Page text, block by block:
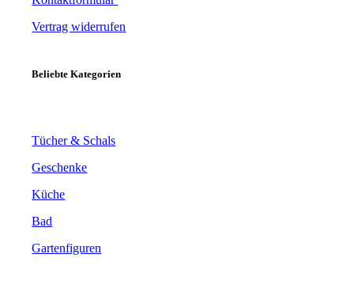
Vertrag widerrufen
Beliebte Kategorien
Tücher & Schals
Geschenke
Küche
Bad
Gartenfiguren